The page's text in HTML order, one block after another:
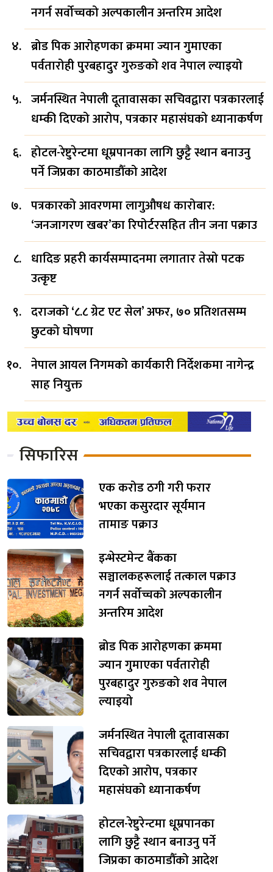
नगर्न सर्वोच्चको अल्पकालीन अन्तरिम आदेश
ब्रोड पिक आरोहणका क्रममा ज्यान गुमाएका
पर्वतारोही पुरबहादुर गुरुङको शव नेपाल ल्याइयो
जर्मनस्थित नेपाली दूतावासका सचिवद्वारा पत्रकारलाई
धम्की दिएको आरोप, पत्रकार महासंघको ध्यानाकर्षण
होटल-रेष्टुरेन्टमा धूम्रपानका लागि छुट्टै स्थान बनाउनु
पर्ने जिप्रका काठमाडौँको आदेश
पत्रकारको आवरणमा लागुऔषध कारोबार:
‘जनजागरण खबर’का रिपोर्टरसहित तीन जना पक्राउ
धादिङ प्रहरी कार्यसम्पादनमा लगातार तेस्रो पटक
उत्कृष्ट
दराजको ‘८.८ ग्रेट एट सेल’ अफर, ७० प्रतिशतसम्म
छुटको घोषणा
नेपाल आयल निगमको कार्यकारी निर्देशकमा नागेन्द्र
साह नियुक्त
सिफारिस
एक करोड ठगी गरी फरार
भएका कसुरदार सूर्यमान
तामाङ पक्राउ
इन्भेस्टमेन्ट बैंकका
सञ्चालकहरूलाई तत्काल पक्राउ
नगर्न सर्वोच्चको अल्पकालीन
अन्तरिम आदेश
ब्रोड पिक आरोहणका क्रममा
ज्यान गुमाएका पर्वतारोही
पुरबहादुर गुरुङको शव नेपाल
ल्याइयो
जर्मनस्थित नेपाली दूतावासका
सचिवद्वारा पत्रकारलाई धम्की
दिएको आरोप, पत्रकार
महासंघको ध्यानाकर्षण
होटल-रेष्टुरेन्टमा धूम्रपानका
लागि छुट्टै स्थान बनाउनु पर्ने
जिप्रका काठमाडौँको आदेश